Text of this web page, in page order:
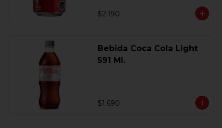
$2.190
Bebida Coca Cola Light
591 Ml.
$1.690